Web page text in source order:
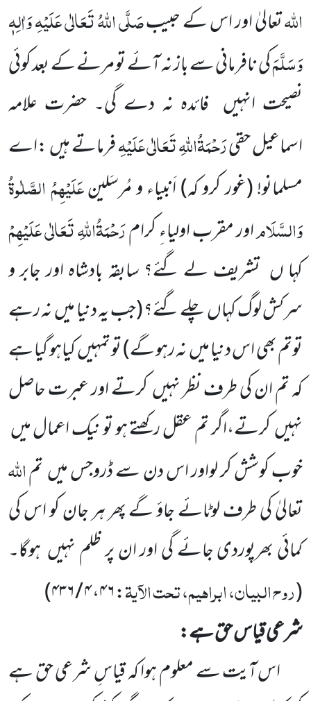
اللّٰہتعالیٰ اور اس کے حبیبصَلَّی اللّٰہُ تَعَالٰی عَلَیْہِ وَاٰلِہٖ
وَسَلَّمَکی نافرمانی سے باز نہ آئے تو مرنے کے بعد کوئی
نصیحت انہیں فائدہ نہ دے گی۔ حضرت علامہ
اسماعیل حقیرَحْمَۃُاللّٰہِ تَعَالٰی عَلَیْہِفرماتے ہیں:اے
مسلمانو!(غور کرو کہ)اَنبیاء و مُرسَلینعَلَیْہِمُ الصَّلٰوۃُ
وَالسَّلَاماور مقرب اولیاءِ کرامرَحْمَۃُاللّٰہِ تَعَالٰی عَلَیْہِمْ
کہا ں تشریف لے گئے؟ سابقہ بادشاہ اور جابر و
سرکش لوگکہاںچلے گئے؟(جب یہ دنیا میںنہ رہے
توتم بھی اس دنیا میںنہ رہو گے)تو تمہیںکیاہو گیا ہے
کہ تم ان کی طرف نظر نہیںکرتےاور عبرت حاصل
نہیںکرتے،اگر تم عقل رکھتے ہو تو نیک اعمال میں
خوب کوشش کر لواور اس دن سے ڈروجس میںتماللّٰہ
تعالیٰ کی طرف لوٹائے جاؤ گے پھر ہر جان کو اس کی
کمائی بھرپوردی جائے گی اور ان پر ظلم نہیں ہوگا۔
(روح البیان، ابراہیم، تحت الآیۃ:۴۶،۴ / ۴۳۶
)
شرعی قیاس حق ہے:
اس آیت سے معلوم ہوا کہ قیاسِ شرعی حق ہے